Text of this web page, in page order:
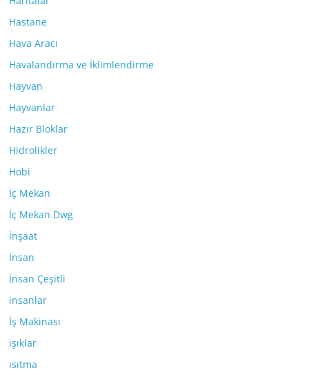
Hastane
Hava Aracı
Havalandırma ve İklimlendirme
Hayvan
Hayvanlar
Hazır Bloklar
Hidrolikler
Hobi
İç Mekan
İç Mekan Dwg
İnşaat
İnsan
İnsan Çeşitli
insanlar
İş Makinası
ışıklar
ısıtma